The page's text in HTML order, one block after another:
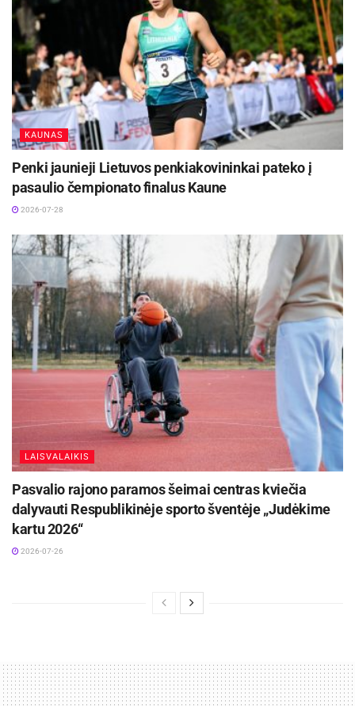
Kupiškio mariose vyks Baltijos vandens
motociklų čempionato finalas
2026-08-04
Ukmergėje – įtemptos 3×3 krepšinio kovos dėl
mero taurės „JUSEMA 2026“
2026-08-03
KAUNAS
Penki jaunieji Lietuvos penkiakovininkai pateko į
pasaulio čempionato finalus Kaune
2026-07-28
LAISVALAIKIS
Pasvalio rajono paramos šeimai centras kviečia
dalyvauti Respublikinėje sporto šventėje „Judėkime
kartu 2026“
2026-07-26